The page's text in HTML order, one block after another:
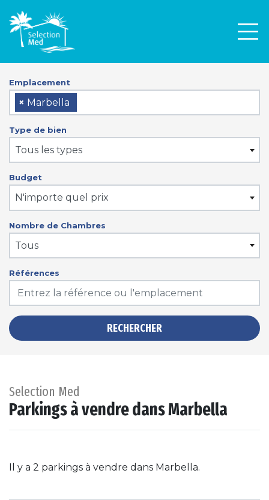
Emplacement
× Marbella
Type de bien
Tous les types
Budget
N'importe quel prix
Nombre de Chambres
Tous
Références
RECHERCHER
Selection Med
Parkings à vendre dans Marbella
Il y a 2 parkings à vendre dans Marbella.